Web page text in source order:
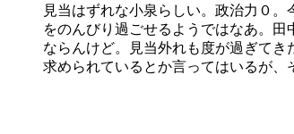
見当はずれな小泉らしい。政治力０
をのんびり過ごせるようではなあ。
ならんけど。見当外れも度が過ぎて
求められているとか言ってはいるが、